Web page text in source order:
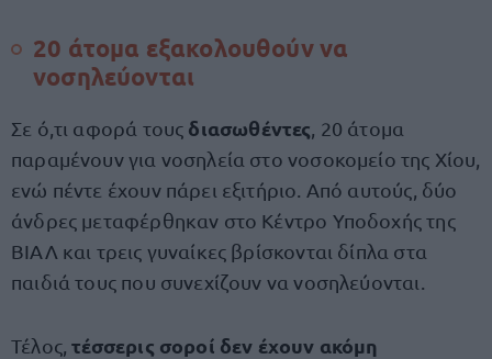
20 άτομα εξακολουθούν να
νοσηλεύονται
Σε ό,τι αφορά τους διασωθέντες , 20 άτομα
παραμένουν για νοσηλεία στο νοσοκομείο της Χίου,
ενώ πέντε έχουν πάρει εξιτήριο. Από αυτούς, δύο
άνδρες μεταφέρθηκαν στο Κέντρο Υποδοχής της
ΒΙΑΛ και τρεις γυναίκες βρίσκονται δίπλα στα
παιδιά τους που συνεχίζουν να νοσηλεύονται.
Τέλος,τέσσερις σοροί δεν έχουν ακόμη